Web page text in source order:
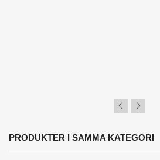
PRODUKTER I SAMMA KATEGORI